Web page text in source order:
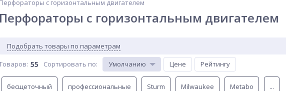
Перфораторы с горизонтальным двигателем
Перфораторы с горизонтальным двигателем
Подобрать товары по параметрам
55 Сортировать по: Умолчанию Цене Рейтингу
бесщеточный профессиональные Sturm Milwaukee Metabo ...